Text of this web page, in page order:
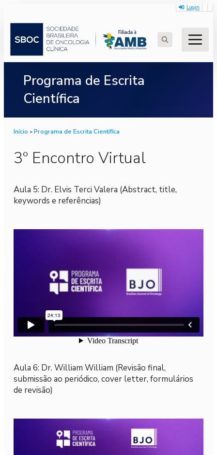
Login
for:
Programa de Escrita
Científica
Início »Programa de Escrita Científica
3º Encontro Virtual
Aula 5: Dr. Elvis Terci Valera (Abstract, title,
keywords e referências)
Aula 6: Dr. William William (Revisão final,
submissão ao periódico, cover letter, formulários
de revisão)